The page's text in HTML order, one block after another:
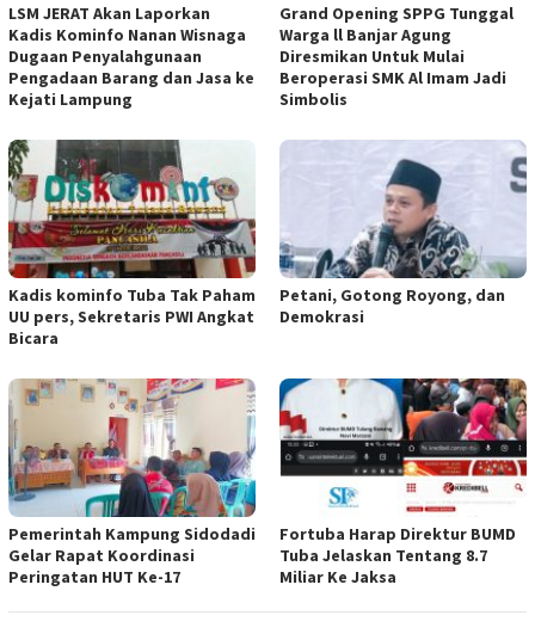
LSM JERAT Akan Laporkan
Kadis Kominfo Nanan Wisnaga
Dugaan Penyalahgunaan
Pengadaan Barang dan Jasa ke
Kejati Lampung
Grand Opening SPPG Tunggal
Warga ll Banjar Agung
Diresmikan Untuk Mulai
Beroperasi SMK Al Imam Jadi
Simbolis
Kadis kominfo Tuba Tak Paham
UU pers, Sekretaris PWI Angkat
Bicara
Petani, Gotong Royong, dan
Demokrasi
Pemerintah Kampung Sidodadi
Gelar Rapat Koordinasi
Peringatan HUT Ke-17
Fortuba Harap Direktur BUMD
Tuba Jelaskan Tentang 8.7
Miliar Ke Jaksa